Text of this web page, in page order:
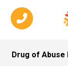
Drug of Abuse